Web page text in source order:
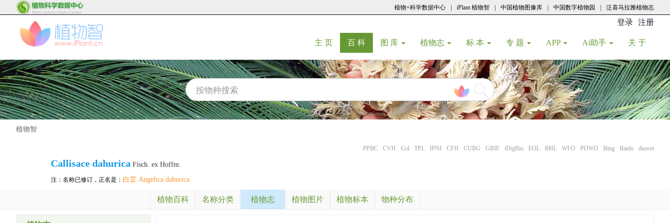
植物+科学数据中心 iPlant 植物智 中国植物图像库 中国数字植物园 泛喜马拉雅植物志
登录 注册
主 页(current)
百 科(current)
图 库 植物志 标 本 专 题 APP Ai助手 关 于
植物智
PPBC CVH Col TPL IPNI CFH CUBG GBIF iDigBio EOL BHL WFO POWO Bing Baidu duocet
Callisace dahurica Fisch. ex Hoffm.
注：名称已修订，正名是： 白芷 Angelica dahurica
植物百科 名称分类 植物志 植物图片 植物标本 物种分布